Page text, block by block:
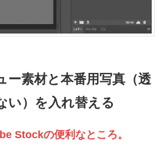
ー素材と本番用写真（透
い）を入れ替える
Stockの便利なところ。